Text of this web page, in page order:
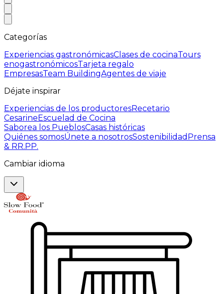
Categorías
Experiencias gastronómicasClases de cocinaTours
enogastronómicosTarjeta regalo
EmpresasTeam BuildingAgentes de viaje
Déjate inspirar
Experiencias de los productoresRecetario
CesarineEscuelad de Cocina
Saborea los PueblosCasas históricas
Quiénes somosÚnete a nosotrosSostenibilidad Prensa
& RR.PP.
Cambiar idioma